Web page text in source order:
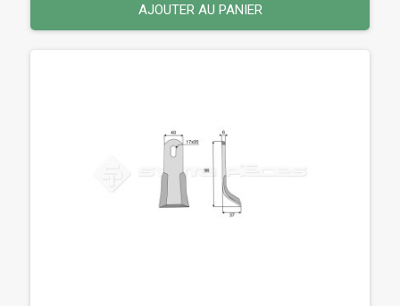
AJOUTER AU PANIER